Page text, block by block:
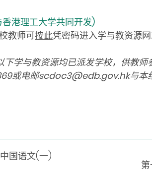
香港理工大学共同开发)
教师可按此凭密码进入学与教资源
下学与教资源均已派发学校，供教
或电邮scdoc3@edb.gov.hk与本
中国语文(一)